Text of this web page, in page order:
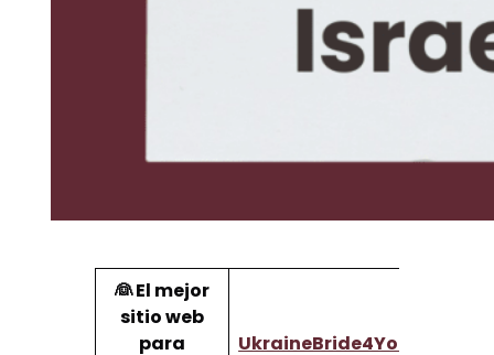
👰 El mejor
sitio web
para
UkraineBride4You